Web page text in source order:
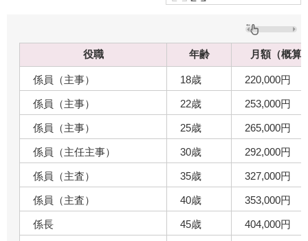
役職 年齢 月額（概算
係員（主事） 18歳 220,000円
係員（主事） 22歳 253,000円
係員（主事） 25歳 265,000円
係員（主任主事） 30歳 292,000円
係員（主査） 35歳 327,000円
係員（主査） 40歳 353,000円
係長 45歳 404,000円